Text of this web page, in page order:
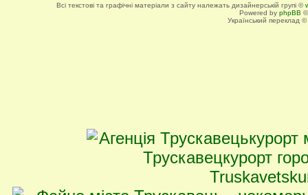
Всі текстові та графічні матеріали з сайту належать дизайнерській групі ©
Powered by phpBB
Український переклад